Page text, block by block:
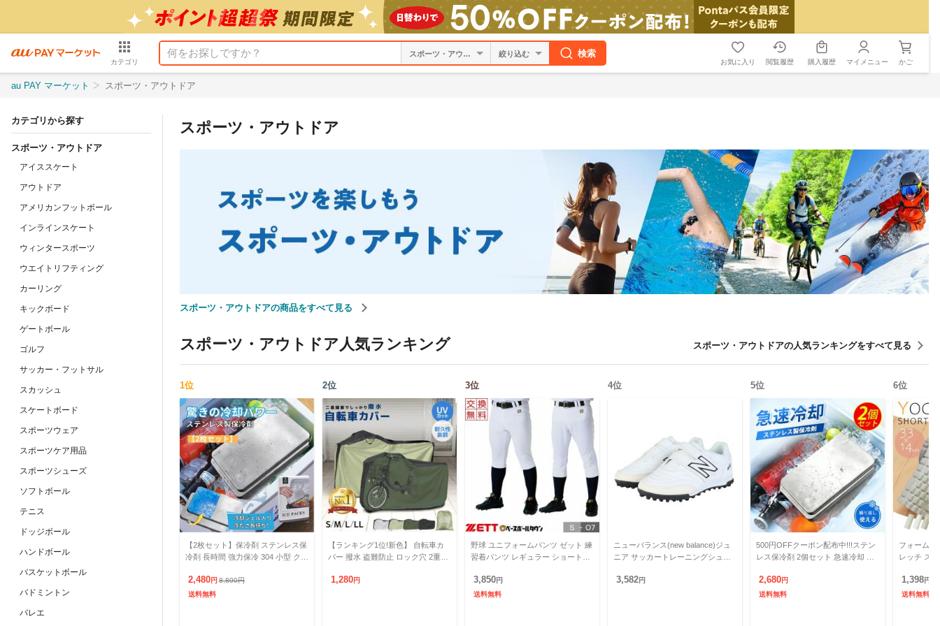
カテゴリ
絞り込む 検索
お気に入り 閲覧履歴 購入履歴 マイメニュー かご
au PAY マーケット スポーツ・アウトドア
カテゴリから探す
スポーツ・アウトドア
アイススケート
アウトドア
アメリカンフットボール
インラインスケート
ウィンタースポーツ
ウエイトリフティング
カーリング
キックボード
ゲートボール
ゴルフ
サッカー・フットサル
スカッシュ
スケートボード
スポーツウェア
スポーツケア用品
スポーツシューズ
ソフトボール
テニス
ドッジボール
ハンドボール
バスケットボール
バドミントン
バレエ
スポーツ・アウトドア
スポーツ・アウトドアの商品をすべて見る
スポーツ・アウトドア人気ランキング スポーツ・アウトドアの人気ランキングをすべて見る
1位
【2枚セット】保冷剤 ステンレス保
冷剤 長時間 強力保冷 304 小型 クー
冷凍対応 熱中症
2,480円 8,800円
送料無料
2位
【ランキング1位!新色】 自転車カ
バー 撥水 盗難防止 ロック穴 2重縫
チまで対応
1,280円
3位
野球 ユニフォームパンツ ゼット 練
習着パンツ レギュラー ショートフ
CP 練習用
3,850円
送料無料
4位
ニューバランス(new balance)ジュ
ニア サッカートレーニングシュー
3,582円
5位
500円OFFクーポン配布中!!!ステン
レス保冷剤 2個セット 急速冷却 長
ーラーボックス
2,680円
送料無料
6位
フォームロ
レッチ ス
ラー 筋膜
1,398円
送料無料